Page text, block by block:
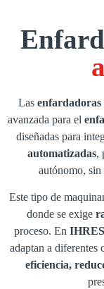
Las enfardadoras
avanzada para el
diseñadas para
automatizadas,
autónomo,
Este tipo de
donde se exige
proceso. En
adaptan a diferentes
eficiencia,